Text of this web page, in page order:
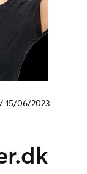
/ 15/06/2023